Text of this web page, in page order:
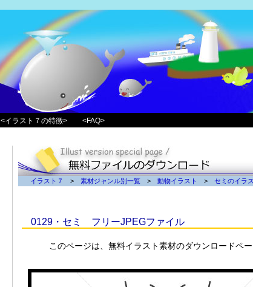
<イラスト７の特徴> <FAQ>
イラスト７ > 素材ジャンル別一覧 > 動物イラスト > セミのイラ
0129・セミ フリーJPEGファイル
このページは、無料イラスト素材のダウンロードペー